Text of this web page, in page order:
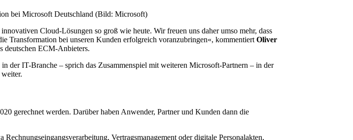
bei Microsoft Deutschland (Bild: Microsoft)
Cloud-Lösungen so groß wie heute. Wir freuen uns daher umso mehr, dass
Transformation bei unseren Kunden erfolgreich voranzubringen«, kommentiertOliver
deutschen ECM-Anbieters.
der IT-Branche – sprich das Zusammenspiel mit weiteren Microsoft-Partnern – in der
gerechnet werden. Darüber haben Anwender, Partner und Kunden dann die
Vertragsmanagement oder digitale Personalakten,